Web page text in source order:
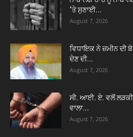
‘ਤੇ ਸੁਣਾਈ...
August 7, 2026
ਵਿਧਾਇਕ ਨੇ ਜ਼ਮੀਨ ਦੀ
ਦੇਣ ਦੀ...
August 7, 2026
ਸੀ. ਆਈ. ਏ. ਵਲੋਂ ਲੜਕੀ
ਵਾਲਾ...
August 7, 2026